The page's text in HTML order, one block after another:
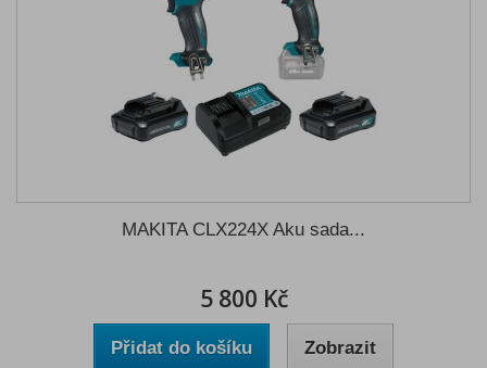
MAKITA CLX224X Aku sada...
5 800 Kč
Přidat do košíku Zobrazit